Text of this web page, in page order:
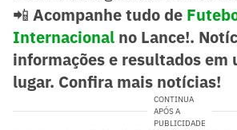
📲 Acompanhe tudo de
Internacional no Lance!.
informações e resultados em
lugar. Confira mais notícias!
CONTINUA
APÓS A
PUBLICIDADE